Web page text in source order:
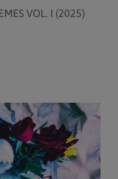
VOL. I (2025)